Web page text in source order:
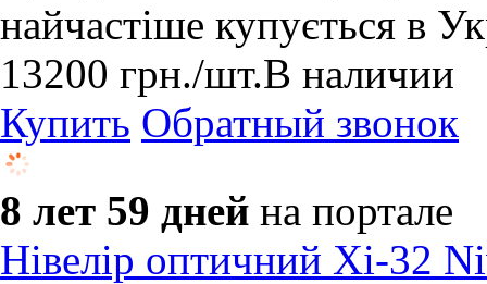
найчастіше купується в
13200 грн./шт.В наличии
Купить Обратный звонок
8 лет 59 дней на портале
Нівелір оптичний Xi-32